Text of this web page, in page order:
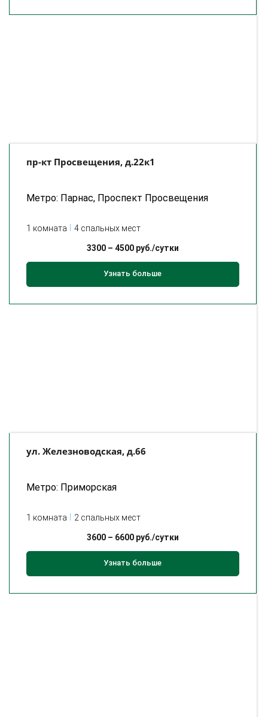
пр-кт Просвещения, д.22к1
Метро: Парнас, Проспект Просвещения
1 комната 4 спальных мест
3300– 4500руб./сутки
Узнать больше
ул. Железноводская, д.66
Метро: Приморская
1 комната 2 спальных мест
3600– 6600руб./сутки
Узнать больше